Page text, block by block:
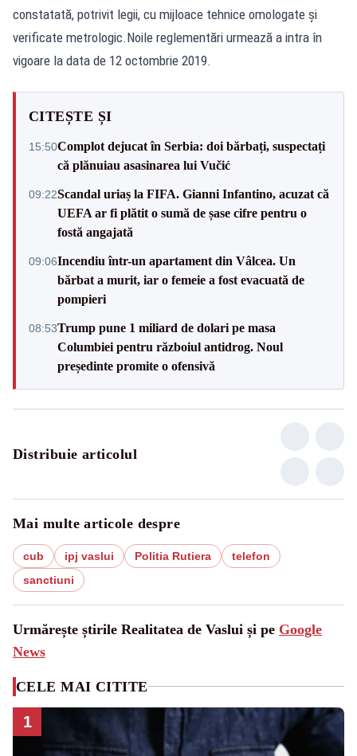
constatată, potrivit legii, cu mijloace tehnice omologate și
verificate metrologic.Noile reglementări urmează a intra în
vigoare la data de 12 octombrie 2019.
CITEȘTE ȘI
15:50Complot dejucat în Serbia: doi bărbați, suspectați
că plănuiau asasinarea lui Vučić
09:22Scandal uriaș la FIFA. Gianni Infantino, acuzat că
UEFA ar fi plătit o sumă de șase cifre pentru o
fostă angajată
09:06Incendiu într-un apartament din Vâlcea. Un
bărbat a murit, iar o femeie a fost evacuată de
pompieri
08:53Trump pune 1 miliard de dolari pe masa
Columbiei pentru războiul antidrog. Noul
președinte promite o ofensivă
Distribuie articolul
Mai multe articole despre
cub ipj vaslui Politia Rutiera
telefon
sanctiuni
Urmărește știrile Realitatea de Vaslui și pe Google
News
CELE MAI CITITE
1